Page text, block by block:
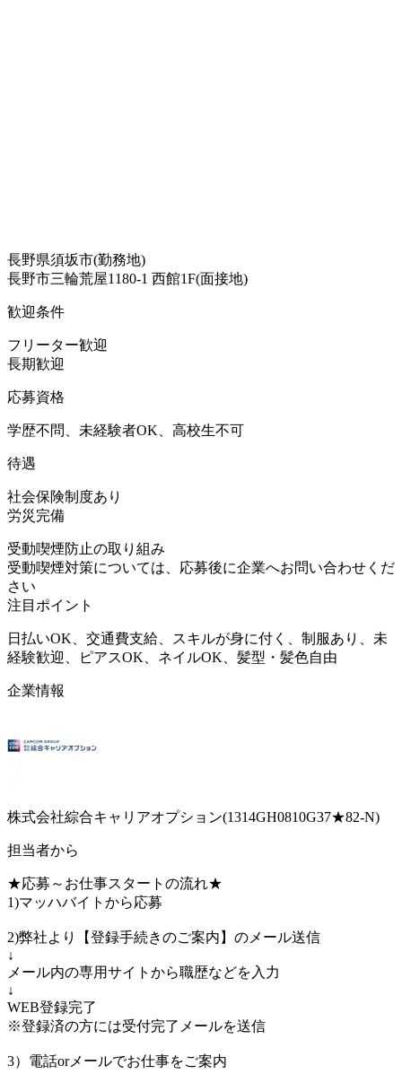
長野県須坂市(勤務地)
長野市三輪荒屋1180-1 西館1F(面接地)
歓迎条件
フリーター歓迎
長期歓迎
応募資格
学歴不問、未経験者OK、高校生不可
待遇
社会保険制度あり
労災完備
受動喫煙防止の取り組み
受動喫煙対策については、応募後に企業へお問い合わせくだ
さい
注目ポイント
日払いOK、交通費支給、スキルが身に付く、制服あり、未
経験歓迎、ピアスOK、ネイルOK、髪型・髪色自由
企業情報
株式会社綜合キャリアオプション(1314GH0810G37★82-N)
担当者から
★応募～お仕事スタートの流れ★
1)マッハバイトから応募
2)弊社より【登録手続きのご案内】のメール送信
↓
メール内の専用サイトから職歴などを入力
↓
WEB登録完了
※登録済の方には受付完了メールを送信
3）電話orメールでお仕事をご案内